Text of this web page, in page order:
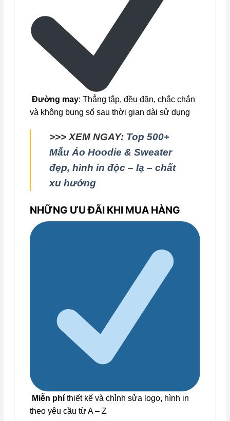
Đường may: Thẳng tắp, đều đặn, chắc chắn
và không bung sổ sau thời gian dài sử dụng
>>> XEM NGAY: Top 500+
Mẫu Áo Hoodie & Sweater
đẹp, hình in độc – lạ – chất
xu hướng
NHỮNG ƯU ĐÃI KHI MUA HÀNG
Miễn phí thiết kế và chỉnh sửa logo, hình in
theo yêu cầu từ A – Z